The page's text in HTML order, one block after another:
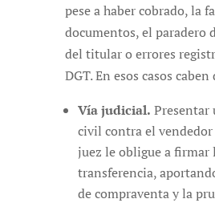
pese a haber cobrado, la
documentos, el paradero
del titular o errores
DGT. En esos casos caben
Vía judicial. Presentar
civil contra el vendedor
juez le obligue a firmar
transferencia,
de compraventa y la